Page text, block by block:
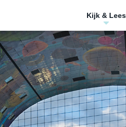
Kijk & Lees